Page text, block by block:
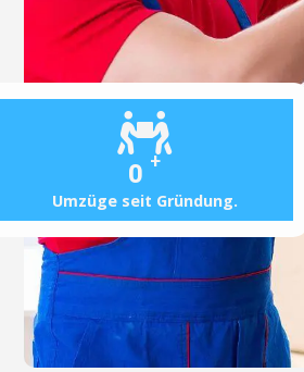
0 +
Umzüge seit Gründung.